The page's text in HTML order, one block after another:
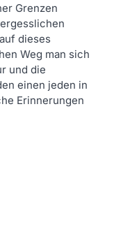
Grenzen
dieses
Weg man sich
und die
einen jeden in
Erinnerungen